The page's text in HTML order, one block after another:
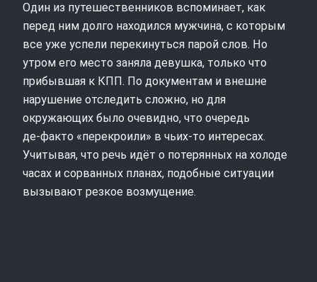
Один из путешественников вспоминает, как
перед ним долго находился мужчина, с которым
все уже успели перекинуться парой слов. Но
утром его место заняла девушка, только что
прибывшая к КПП. По документам и внешне
нарушение отследить сложно, но для
окружающих было очевидно, что очередь
де‑факто «перекроили» в чьих‑то интересах.
Учитывая, что речь идёт о потерянных на холоде
часах и сорванных планах, подобные ситуации
вызывают резкое возмущение.